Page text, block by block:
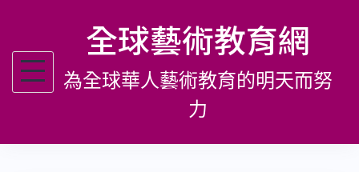
主
全球藝術教育網
為全球華人藝術教育的明天而努
力